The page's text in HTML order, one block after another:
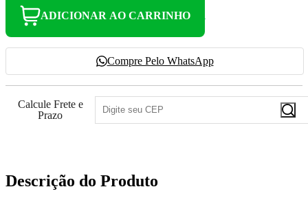
ADICIONAR AO CARRINHO
Compre Pelo WhatsApp
Calcule Frete e
Prazo
Descrição do Produto